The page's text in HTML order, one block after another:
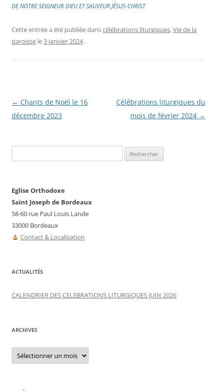
DE NOTRE SEIGNEUR DIEU ET SAUVEUR JÉSUS-CHRIST
Cette entrée a été publiée danscélébrations liturgiques,Vie de la
paroisse le3 janvier 2024 .
Navigation
des
← Chants de Noël le 16
décembre 2023
Célébrations liturgiques du
mois de février 2024 →
Eglise Orthodoxe
Saint Joseph de Bordeaux
58-60 rue Paul Louis Lande
33000 Bordeaux
Contact & Localisation
ACTUALITÉS
CALENDRIER DES CELEBRATIONS LITURGIQUES JUIN 2026
ARCHIVES
Archives